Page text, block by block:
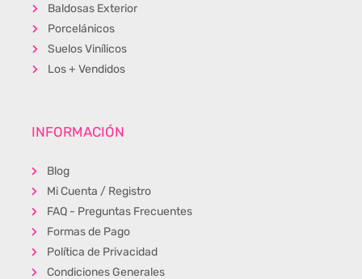
Baldosas Exterior
Porcelánicos
Suelos Vinílicos
Los + Vendidos
INFORMACIÓN
Blog
Mi Cuenta / Registro
FAQ - Preguntas Frecuentes
Formas de Pago
Política de Privacidad
Condiciones Generales